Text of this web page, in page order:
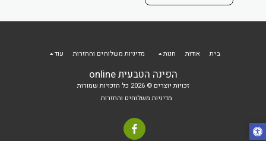
הפינה הטבעית online
זכויות יוצרים © 2026 כל הזכויות שמורות
מדיניות משלוחים והחזרות
בית אודות חנות מדיניות משלוחים והחזרות עוד